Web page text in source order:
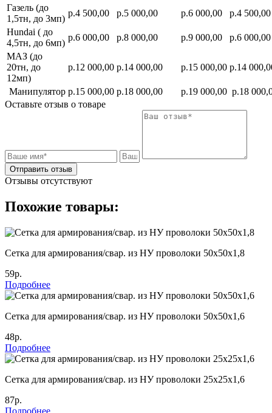
Газель (до
1,5тн, до 3мп)
р.4 500,00 р.5 000,00 р.6 000,00
р.4 500,00
Hundai ( до
4,5тн, до 6мп)
р.6 000,00 р.8 000,00 р.9 000,00
р.6 000,00
МАЗ (до
20тн, до
12мп)
р.12 000,00 р.14 000,00 р.15 000,00 р.14
Манипулятор р.15 000,00 р.18 000,00 р.19 000,00 р.18
Оставьте отзыв о товаре
Отправить отзыв
Отзывы отсутствуют
Похожие товары:
Сетка для армирования/свар. из НУ проволоки 50х50х1,8
59р.
Подробнее
Сетка для армирования/свар. из НУ проволоки 50х50х1,6
48р.
Подробнее
Сетка для армирования/свар. из НУ проволоки 25х25х1,6
87р.
Подробнее